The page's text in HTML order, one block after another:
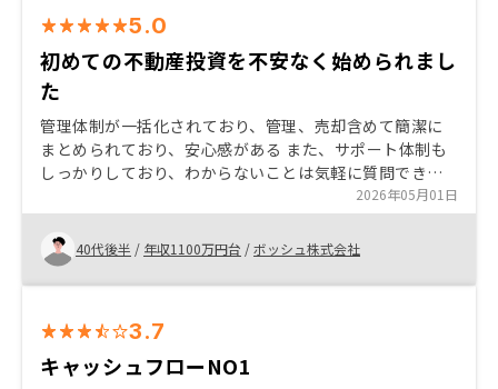
5.0
初めての不動産投資を不安なく始められまし
た
管理体制が一括化されており、管理、売却含めて簡潔に
まとめられており、安心感がある また、サポート体制も
しっかりしており、わからないことは気軽に質問できて
信頼感が高い 運良く良い物件があったので即購入を決意
できました
2026年05月01日
40代後半 / 年収1100万円台 /ボッシュ株式会社
3.7
キャッシュフローNO1